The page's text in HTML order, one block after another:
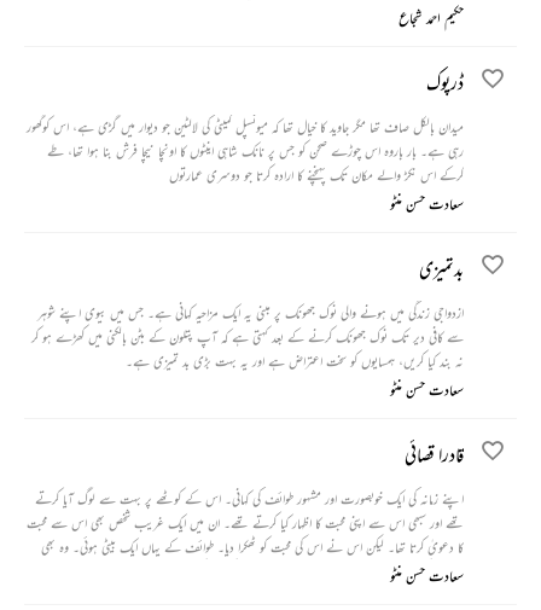
حکیم احمد شجاع
ڈرپوک
میدان بالکل صاف تھا مگر جاوید کا خیال تھا کہ میونسپل کمیٹی کی لالٹین جو دیوار میں گڑی ہے، اس کوگھور
رہی ہے۔ بار باروہ اس چوڑے صحن کو جس پر نانک شاہی اینٹوں کا اونچا نیچا فرش بنا ہوا تھا، طے
کرکے اس نکڑ والے مکان تک پہنچنے کا ارادہ کرتا جو دوسری عمارتوں
سعادت حسن منٹو
بدتمیزی
ازدواجی زندگی میں ہونے والی نوک جھونک پر مبنی یہ ایک مزاحیہ کہانی ہے۔ جس میں بیوی اپنے شوہر
سے کافی دیر تک نوک جھونک کرنے کے بعد کہتی ہے کہ آپ پتلون کے بٹن بالکنی میں کھڑے ہو کر
نہ بند کیا کریں، ہمسایوں کو سخت اعتراض ہے اور یہ بہت بڑی بد تمیزی ہے۔
سعادت حسن منٹو
قادرا قصائی
اپنے زمانہ کی ایک خوبصورت اور مشہور طوائف کی کہانی۔ اس کے کوٹھے پر بہت سے لوگ آیا کرتے
تھے اور سبھی اس سے اپنی محبت کا اظہار کیا کرتے تھے۔ ان میں ایک غریب شخص بھی اس سے محبت
کا دعویٰ کرتا تھا۔ لیکن اس نے اس کی محبت کو ٹھکرا دیا۔ طوائف کے یہاں ایک بیٹی ہوئی۔ وہ بھی
اپنی ماں کی طرح بہت خوبصورت تھی۔ جن دنوں اس کی بیٹی کی نتھ اترنے والی تھی انہیں دنوں ملک
سعادت حسن منٹو